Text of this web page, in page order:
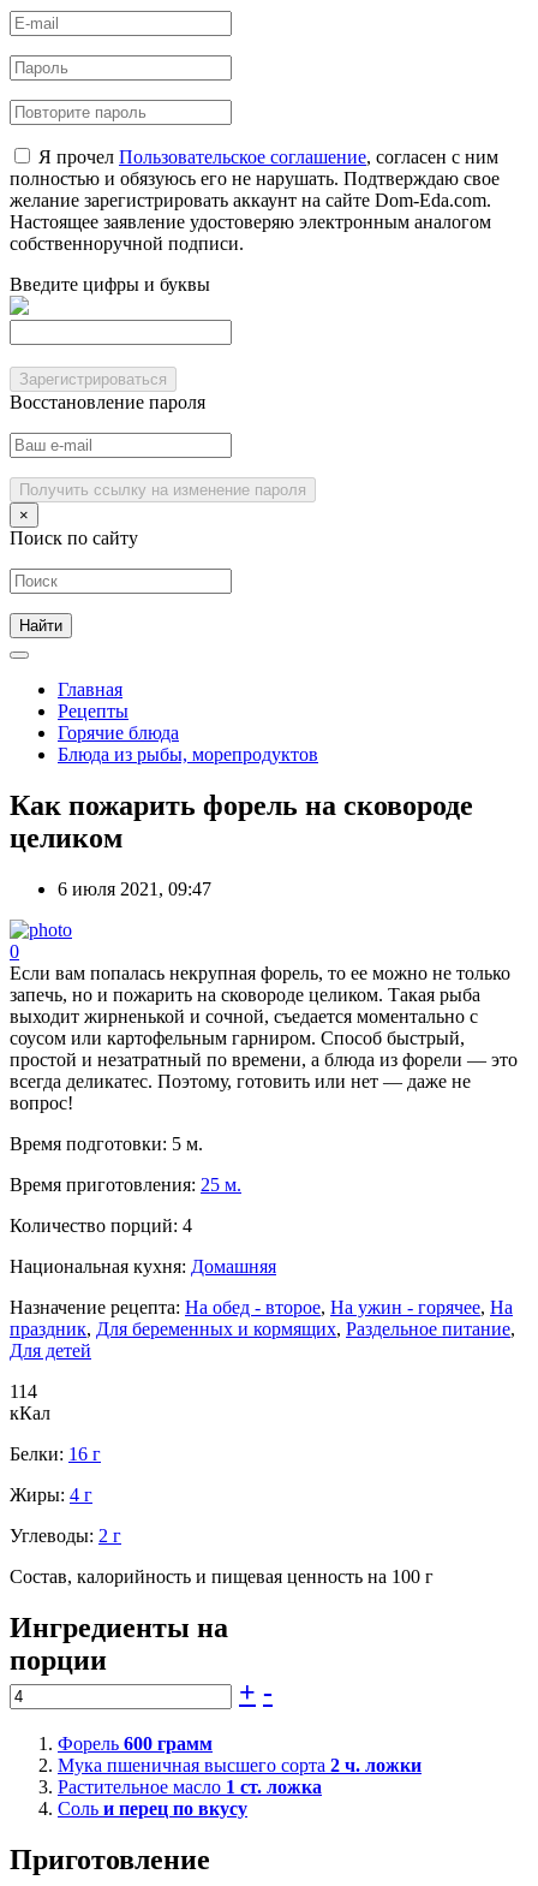
Я прочел Пользовательское соглашение, согласен с ним
полностью и обязуюсь его не нарушать. Подтверждаю свое
желание зарегистрировать аккаунт на сайте Dom-Eda.com.
Настоящее заявление удостоверяю электронным аналогом
собственноручной подписи.
Введите цифры и буквы
Зарегистрироваться
Восстановление пароля
Получить ссылку на изменение пароля
×
Поиск по сайту
Главная
Рецепты
Горячие блюда
Блюда из рыбы, морепродуктов
Как пожарить форель на сковороде
целиком
6 июля 2021, 09:47
0
Если вам попалась некрупная форель, то ее можно не только
запечь, но и пожарить на сковороде целиком. Такая рыба
выходит жирненькой и сочной, съедается моментально с
соусом или картофельным гарниром. Способ быстрый,
простой и незатратный по времени, а блюда из форели — это
всегда деликатес. Поэтому, готовить или нет — даже не
вопрос!
Время подготовки: 5 м.
Время приготовления: 25 м.
Количество порций: 4
Национальная кухня: Домашняя
Назначение рецепта: На обед - второе, На ужин - горячее, На
праздник, Для беременных и кормящих, Раздельное питание,
Для детей
114
кКал
Белки: 16 г
Жиры: 4 г
Углеводы: 2 г
Состав, калорийность и пищевая ценность на 100 г
Ингредиенты на
порции
+ -
Форель 600 грамм
Мука пшеничная высшего сорта 2 ч. ложки
Растительное масло 1 ст. ложка
Соль и перец по вкусу
Приготовление